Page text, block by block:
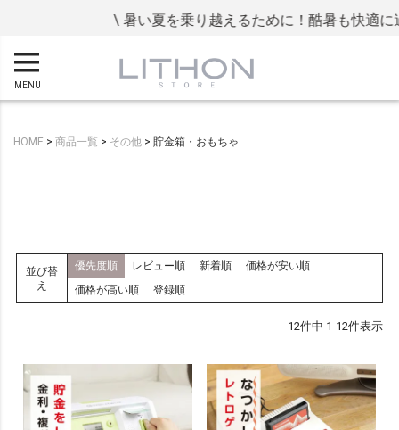
\ 暑い夏を乗り越えるために！酷暑も快適に
MENU
HOME 商品一覧 その他 貯金箱・おもちゃ
並び替
え
優先度順 レビュー順 新着順
価格が安い順
価格が高い順
登録順
12件中 1-12件表示